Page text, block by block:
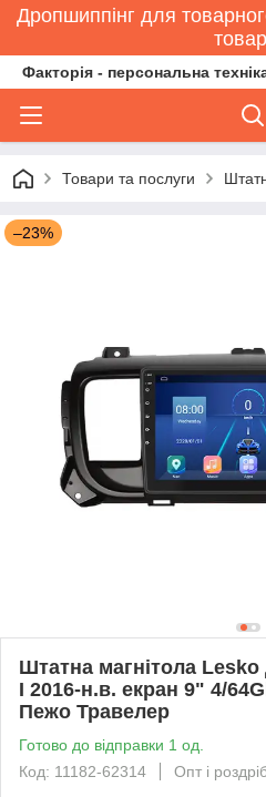
Дропшиппінг для
Факторія - персональна
Товари та послуги
–23%
Штатна магнітола
I 2016-н.в. екран 9" 4/
Пежо Травелер
Готово до відправки 1 од.
Код: 11182-62314
Опт і